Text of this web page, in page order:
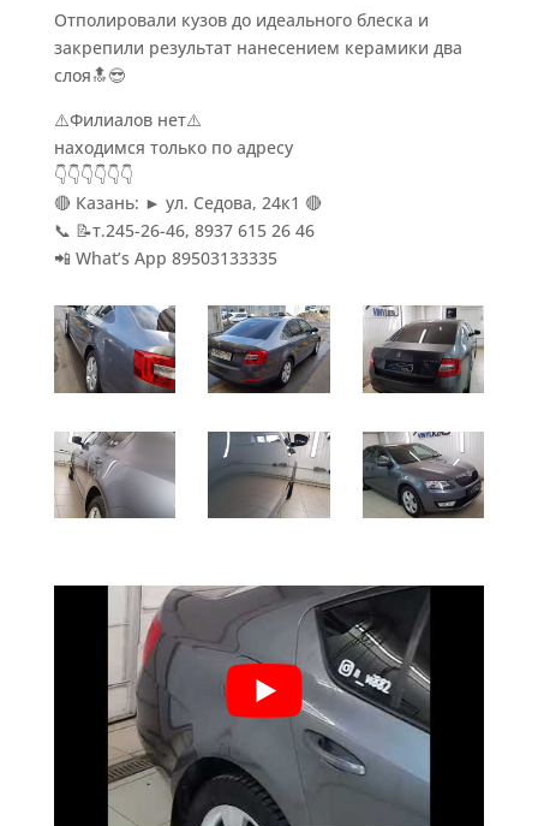
Отполировали кузов до идеального блеска и
закрепили результат нанесением керамики два
слоя🔝😎
⚠️Филиалов нет⚠️
находимся только по адресу
👇👇👇👇👇👇
🔴 Казань: ► ул. Седова, 24к1 🔴
📞 📝т.245-26-46, 8937 615 26 46
📲 What’s App 89503133335